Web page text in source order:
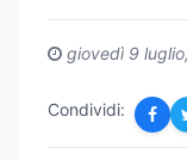
giovedì 9
Condividi: